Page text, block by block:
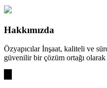
Hakkımızda
Özyapıcılar İnşaat, kaliteli ve
güvenilir bir çözüm ortağı